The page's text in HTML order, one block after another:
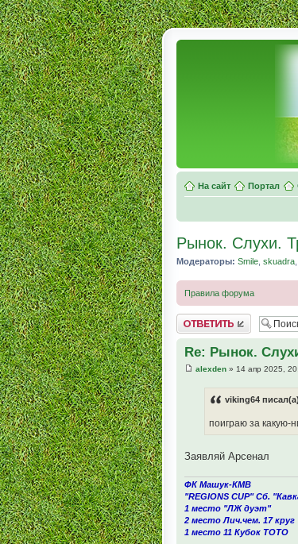
На сайт Портал
Рынок. Слухи.
Модераторы: Smile skuadra
Правила форума
Комментировать
Re: Рынок.
alexden » 14 апр 2025,
viking64
поиграю за какую-
Заявляй Арсенал
ФК Машук-КМВ
"REGIONS CUP" Сб.
1 место "ЛЖ дуэт"
2 место Лич.чем. 17 круг
1 место 11 Кубок ТОТО